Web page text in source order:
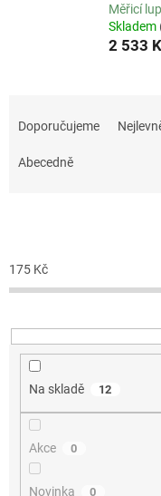
Měřicí
Skladem
2 533
o
d
k
t
Doporučujeme
Abecedně
175 Kč
Na skladě 12
Akce 0
Novinka 0